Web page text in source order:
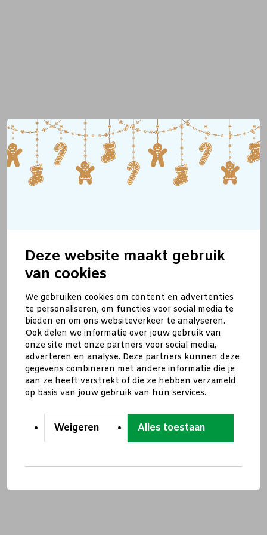
Deze website maakt gebruik
van cookies
We gebruiken cookies om content en advertenties
te personaliseren, om functies voor social media te
bieden en om ons websiteverkeer te analyseren.
Ook delen we informatie over jouw gebruik van
onze site met onze partners voor social media,
adverteren en analyse. Deze partners kunnen deze
gegevens combineren met andere informatie die je
aan ze heeft verstrekt of die ze hebben verzameld
op basis van jouw gebruik van hun services.
Weigeren Alles toestaan